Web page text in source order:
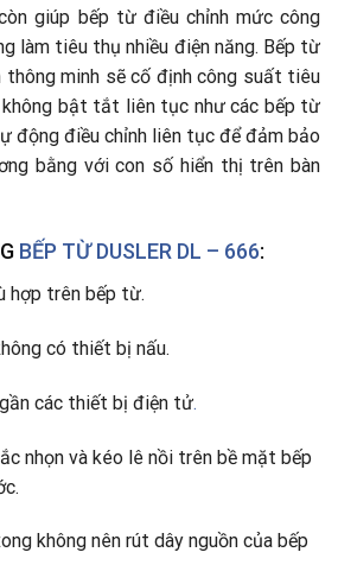
giúp bếp từ điều chỉnh mức công
làm tiêu thụ nhiều điện năng. Bếp từ
thông minh sẽ cố định công suất tiêu
bật tắt liên tục như các bếp từ
động điều chỉnh liên tục để đảm bảo
bằng với con số hiển thị trên bàn
BẾP TỪ DUSLER DL – 666:
hợp trên bếp từ.
có thiết bị nấu.
các thiết bị điện tử.
nhọn và kéo lê nồi trên bề mặt bếp
không nên rút dây nguồn của bếp